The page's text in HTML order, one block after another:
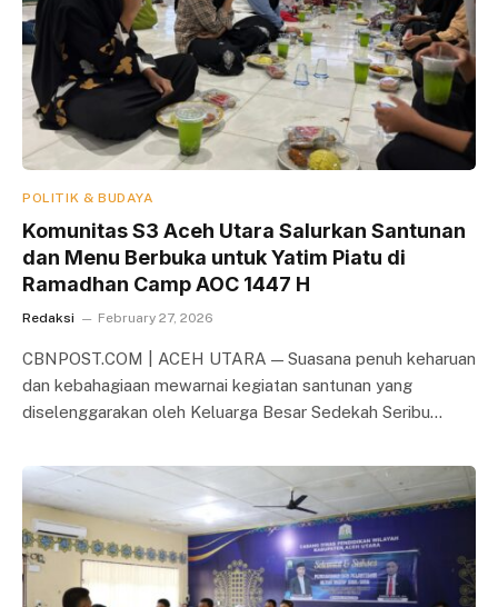
POLITIK & BUDAYA
Komunitas S3 Aceh Utara Salurkan Santunan
dan Menu Berbuka untuk Yatim Piatu di
Ramadhan Camp AOC 1447 H
Redaksi February 27, 2026
CBNPOST.COM | ACEH UTARA — Suasana penuh keharuan
dan kebahagiaan mewarnai kegiatan santunan yang
diselenggarakan oleh Keluarga Besar Sedekah Seribu…